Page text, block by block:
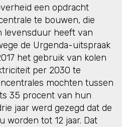
een opdracht
te bouwen, die
levensduur heeft van
de Urgenda-uitspraak
het gebruik van kolen
per 2030 te
mochten tussen
35 procent van hun
jaar werd gezegd dat de
worden tot 12 jaar. Dat